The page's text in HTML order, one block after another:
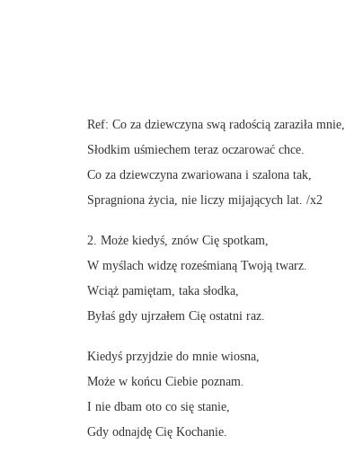
Ref: Co za dziewczyna swą radością zaraziła mnie,
Słodkim uśmiechem teraz oczarować chce.
Co za dziewczyna zwariowana i szalona tak,
Spragniona życia, nie liczy mijających lat. /x2
2. Może kiedyś, znów Cię spotkam,
W myślach widzę roześmianą Twoją twarz.
Wciąż pamiętam, taka słodka,
Byłaś gdy ujrzałem Cię ostatni raz.
Kiedyś przyjdzie do mnie wiosna,
Może w końcu Ciebie poznam.
I nie dbam oto co się stanie,
Gdy odnajdę Cię Kochanie.